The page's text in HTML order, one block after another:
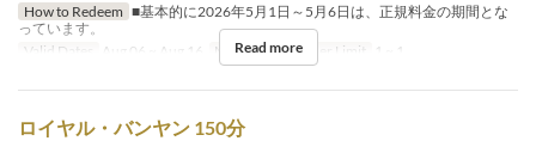
How to Redeem ■基本的に2026年5月1日～5月6日は、正規料金の期間とな
っています。
Valid Dates
Aug 06 ~ Aug 16 Meals Tea Order Limit 1 ~ 1
Read more
ロイヤル・バンヤン 150分